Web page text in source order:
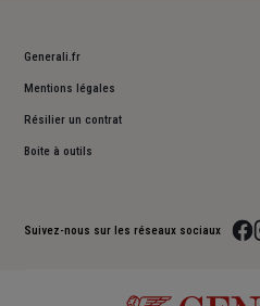
Generali.fr
Mentions légales
Résilier un contrat
Boite à outils
Suivez-nous sur les réseaux sociaux